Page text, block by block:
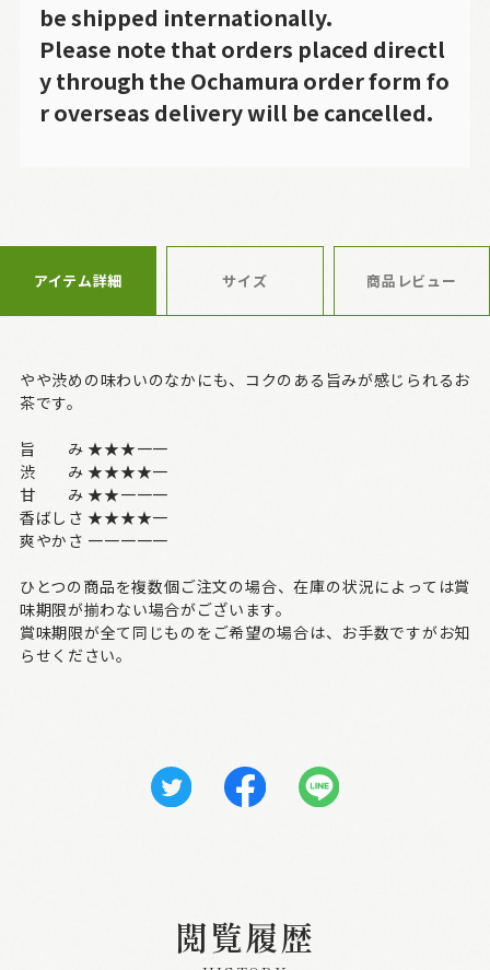
be shipped internationally.
Please note that orders placed directl
y through the Ochamura order form fo
r overseas delivery will be cancelled.
アイテム詳細 サイズ 商品レビュー
やや渋めの味わいのなかにも、コクのある旨みが感じられるお
茶です。
旨 み ★★★一一
渋 み ★★★★一
甘 み ★★一一一
香ばしさ ★★★★一
爽やかさ 一一一一一
ひとつの商品を複数個ご注文の場合、在庫の状況によっては賞
味期限が揃わない場合がございます。
賞味期限が全て同じものをご希望の場合は、お手数ですがお知
らせください。
閲覧履歴